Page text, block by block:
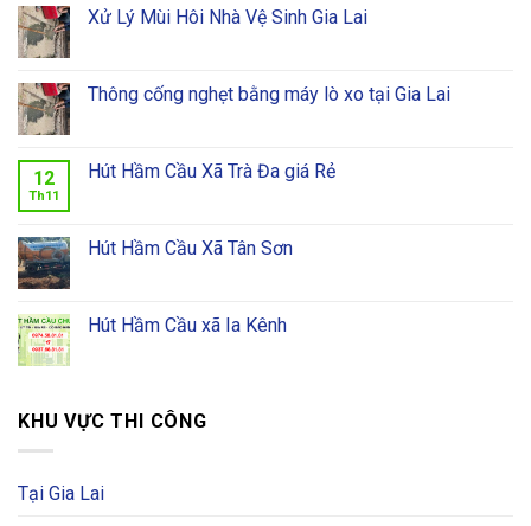
Xử Lý Mùi Hôi Nhà Vệ Sinh Gia Lai
Thông cống nghẹt bằng máy lò xo tại Gia Lai
12
Th11
Hút Hầm Cầu Xã Trà Đa giá Rẻ
Hút Hầm Cầu Xã Tân Sơn
Hút Hầm Cầu xã Ia Kênh
KHU VỰC THI CÔNG
Tại Gia Lai